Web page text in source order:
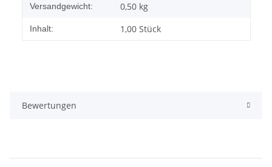
Versandgewicht: 0,50 kg
Inhalt: 1,00 Stück
Bewertungen